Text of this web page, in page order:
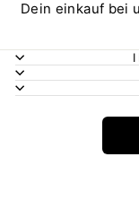
Dein einkauf bei